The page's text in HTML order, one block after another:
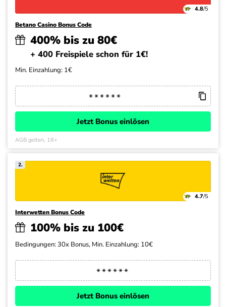
4.8/5
Betano Casino Bonus Code
400% bis zu 80€
+ 400 Freispiele schon für 1€!
Min. Einzahlung: 1€
Jetzt Bonus einlösen
AGB gelten, 18+
2.
4.7/5
Interwetten Bonus Code
100% bis zu 100€
Bedingungen: 30x Bonus, Min. Einzahlung: 10€
Jetzt Bonus einlösen